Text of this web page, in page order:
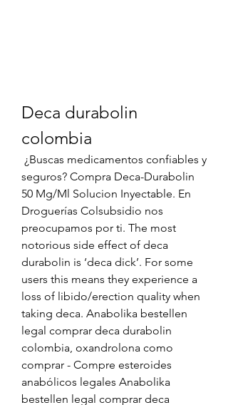
Deca durabolin
colombia
seguros? Compra Deca-Durabolin
50 Mg/Ml Solucion Inyectable. En
Droguerías Colsubsidio nos
preocupamos por ti. The most
notorious side effect of deca
durabolin is ‘deca dick’. For some
users this means they experience a
loss of libido/erection quality when
taking deca. Anabolika bestellen
legal comprar deca durabolin
colombia, oxandrolona como
comprar - Compre esteroides
anabólicos legales Anabolika
bestellen legal comprar deca